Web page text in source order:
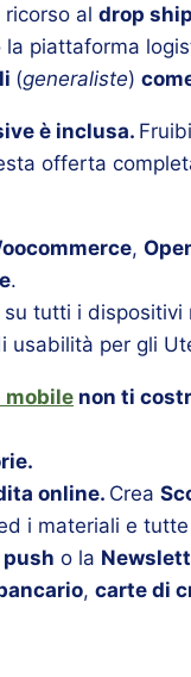
al drop
la piattaforma
(generaliste)
è inclusa.
offerta
,
.
su tutti i dispositivi
usabilità per gli
mobile non ti
online. Crea
i materiali e
o la
, carte di